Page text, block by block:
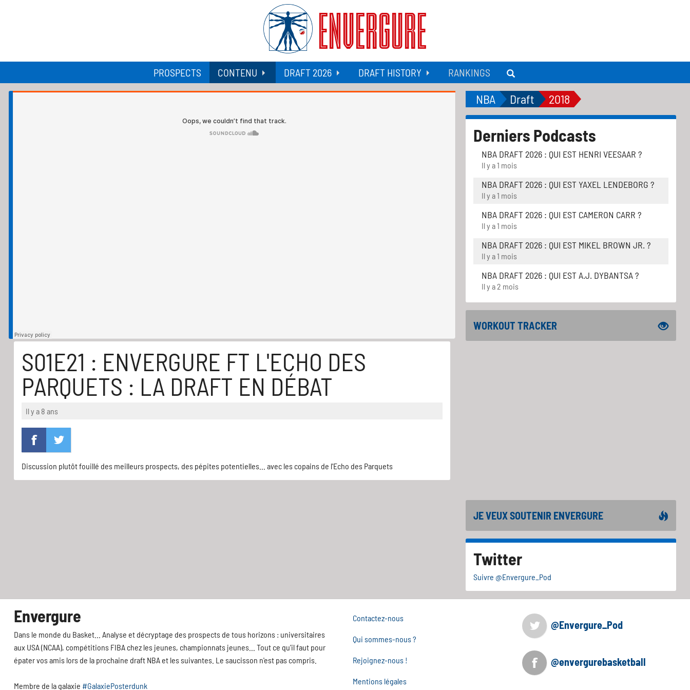
ENVERGURE
PROSPECTS CONTENU DRAFT 2026 DRAFT HISTORY RANKINGS
S01E21 : ENVERGURE FT L'ECHO DES
PARQUETS : LA DRAFT EN DÉBAT
Il y a 8 ans
Discussion plutôt fouillé des meilleurs prospects, des pépites potentielles... avec les copains de l'Echo des Parquets
NBA Draft 2018
Derniers Podcasts
NBA DRAFT 2026 : QUI EST HENRI VEESAAR ?
Il y a 1 mois
NBA DRAFT 2026 : QUI EST YAXEL LENDEBORG ?
Il y a 1 mois
NBA DRAFT 2026 : QUI EST CAMERON CARR ?
Il y a 1 mois
NBA DRAFT 2026 : QUI EST MIKEL BROWN JR. ?
Il y a 1 mois
NBA DRAFT 2026 : QUI EST A.J. DYBANTSA ?
Il y a 2 mois
WORKOUT TRACKER
JE VEUX SOUTENIR ENVERGURE
Twitter
Suivre @Envergure_Pod
Envergure
Dans le monde du Basket... Analyse et décryptage des prospects de tous horizons : universitaires
aux USA (NCAA), compétitions FIBA chez les jeunes, championnats jeunes... Tout ce qu'il faut pour
épater vos amis lors de la prochaine draft NBA et les suivantes. Le saucisson n'est pas compris.
Membre de la galaxie #GalaxiePosterdunk
Contactez-nous
Qui sommes-nous ?
Rejoignez-nous !
Mentions légales
@Envergure_Pod
@envergurebasketball